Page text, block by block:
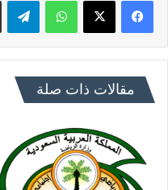
مقالات ذات صلة